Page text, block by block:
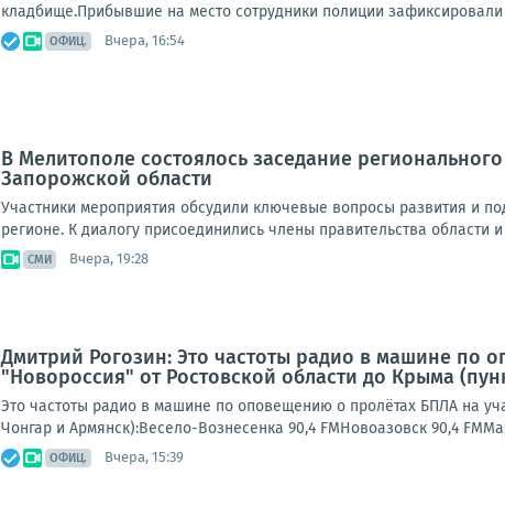
кладбище.Прибывшие на место сотрудники полиции
ОФИЦ. Вчера, 16:54
В Мелитополе состоялось заседание
Запорожской области
Участники мероприятия обсудили ключевые вопросы развития и
регионе. К диалогу присоединились члены правительства области
СМИ Вчера, 19:28
Дмитрий Рогозин: Это частоты радио в машине по
"Новороссия" от Ростовской области до Крыма
Это частоты радио в машине по оповещению о пролётах БПЛА на
Чонгар и Армянск):Весело-Вознесенка 90,4 FMНовоазовск 90,4
ОФИЦ. Вчера, 15:39